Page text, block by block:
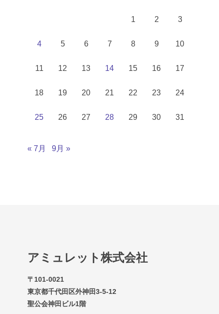
1 2 3
4 5 6 7 8 9 10
11 12 13 14 15 16 17
18 19 20 21 22 23 24
25 26 27 28 29 30 31
« 7月 9月 »
アミュレット株式会社
〒101-0021
東京都千代田区外神田3-5-12
聖公会神田ビル1階